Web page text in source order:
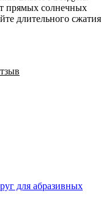
прямых солнечных
длительного сжатия